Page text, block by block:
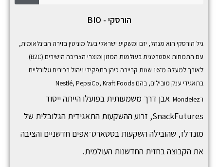
הורסקי - BIO
גיל הורסקי הוא מנהל, יזם ומשקיע ישראלי בעל מוניטין בזירה הבינלאומית,
עם התמחות אסטרטגית בעולמות המזון ומוצרי הצריכה הישירים (B2C).
לאורך למעלה מ־16 שנות קריירה כיהן בתפקידי ניהול בכירים וגלובליים
בתאגידי ענק מובילים, בהם
Nestlé, PepsiCo, Kraft Foods
ו־Mondelez
. אבן דרך משמעותית בפועלו הייתה ייסוד
SnackFutures, זרוע ההשקעות התאגידית הגלובלית של
מונדלז, שהובילה השקעות בסטארט־אפים חדשניים והציבה
את הקבוצה בחזית החדשנות העולמית.